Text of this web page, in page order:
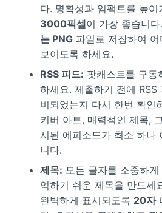
다. 명확성과 임팩트를 높이
3000픽셀이 가장 좋습니
는 PNG파일로 저장하여 어
보이도록 하세요.
RSS 피드: 팟캐스트를 구동
하세요. 제출하기 전에 RSS
비되었는지 다시 한번 확인
커버 아트, 매력적인 제목,
시된 에피소드가 최소 하나
니다.
제목: 모든 글자를 소중하
억하기 쉬운 제목을 만드세
완벽하게 표시되도록 20자